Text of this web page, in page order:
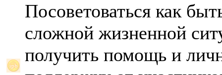
Посоветоваться как
сложной жизненной
получить помощь и